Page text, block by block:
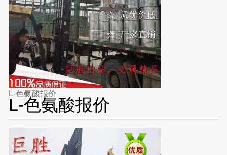
L-色氨酸报价
L-色氨酸报价